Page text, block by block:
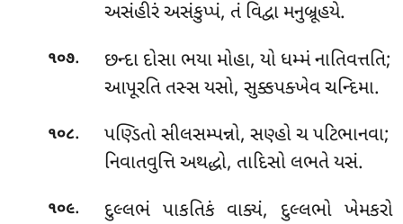
અસંહીરં અસંકુપ્પં, તં વિદ્વા મનુબ્રૂહયે.
૧૦૭.
છન્દા દોસા ભયા મોહા, યો ધમ્મં નાતિવત્તતિ;
આપૂરતિ તસ્સ યસો, સુક્કપક્ખેવ ચન્દિમા.
૧૦૮. પણ્ડિતોસીલસમ્પન્નો, સણ્હો ચ પટિભાનવા;
નિવાતવુત્તિ અથદ્ધો, તાદિસો લભતે યસં.
૧૦૯. દુલ્લભં પાકતિકં વાક્યં, દુલ્લભો ખેમકરો